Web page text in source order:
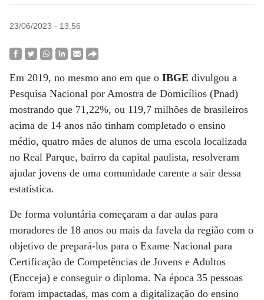
23/06/2023 - 13:56
Em 2019, no mesmo ano em que o IBGE divulgou a
Pesquisa Nacional por Amostra de Domicílios (Pnad)
mostrando que 71,22%, ou 119,7 milhões de brasileiros
acima de 14 anos não tinham completado o ensino
médio, quatro mães de alunos de uma escola localizada
no Real Parque, bairro da capital paulista, resolveram
ajudar jovens de uma comunidade carente a sair dessa
estatística.
De forma voluntária começaram a dar aulas para
moradores de 18 anos ou mais da favela da região com o
objetivo de prepará-los para o Exame Nacional para
Certificação de Competências de Jovens e Adultos
(Encceja) e conseguir o diploma. Na época 35 pessoas
foram impactadas, mas com a digitalização do ensino